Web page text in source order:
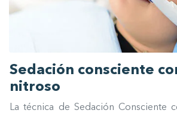
Sedación consciente
nitroso
La técnica de Sedación Consciente